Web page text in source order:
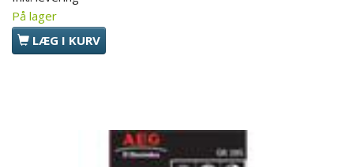
På lager
LÆG I KURV